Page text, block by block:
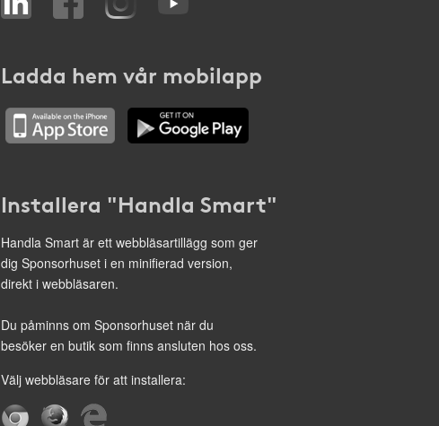
Ladda hem vår mobilapp
Installera "Handla Smart"
Handla Smart är ett webbläsartillägg som ger
dig Sponsorhuset i en minifierad version,
direkt i webbläsaren.
Du påminns om Sponsorhuset när du
besöker en butik som finns ansluten hos oss.
Välj webbläsare för att installera: